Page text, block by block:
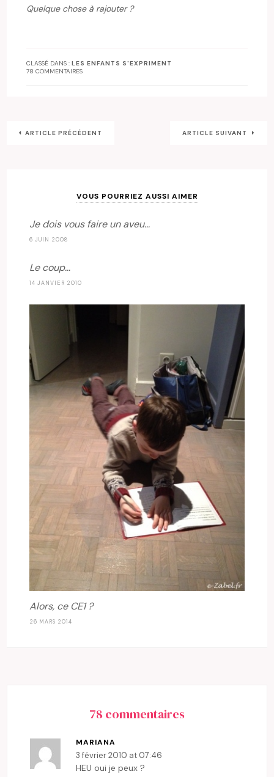
Quelque chose à rajouter ?
CLASSÉ DANS :LES ENFANTS S'EXPRIMENT
78 COMMENTAIRES
ARTICLE PRÉCÉDENT ARTICLE SUIVANT
VOUS POURRIEZ AUSSI AIMER
Je dois vous faire un aveu…
6 JUIN 2008
Le coup…
14 JANVIER 2010
Alors, ce CE1 ?
26 MARS 2014
78 commentaires
MARIANA
3 février 2010 at 07:46
HEU oui je peux ?